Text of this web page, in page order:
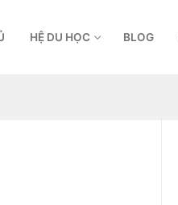
HỆ DU HỌC BLOG